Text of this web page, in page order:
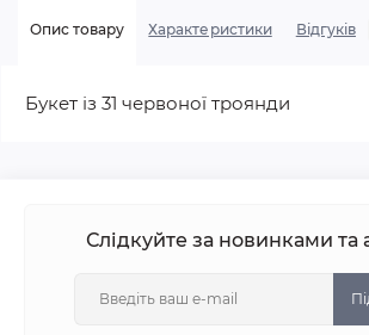
Опис товару Характеристики Відгуків
Букет із 31 червоної троянди
Слідкуйте за новинками та